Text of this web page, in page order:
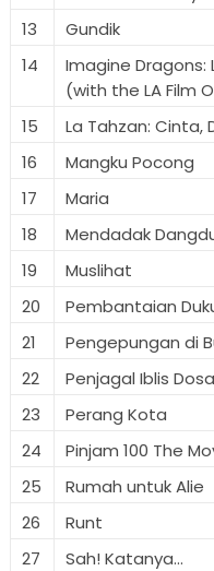
13
Gundik
14
Imagine Dragons:
(with the LA Film
15
La Tahzan: Cinta,
16
Mangku Pocong
17
Maria
18
Mendadak
19
Muslihat
20
Pembantaian
21
Pengepungan di
22
Penjagal Iblis
23
Perang Kota
24
Pinjam 100 The
25
Rumah untuk Alie
26
Runt
27
Sah! Katanya...